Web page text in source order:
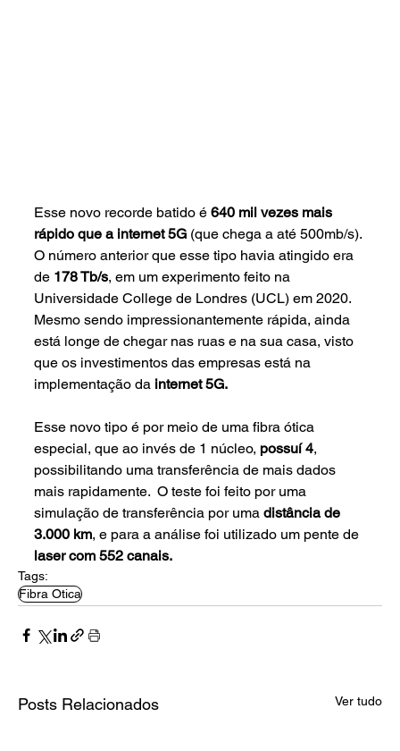
Esse novo recorde batido é 640 mil vezes mais
rápido que a internet 5G (que chega a até 500mb/s).
O número anterior que esse tipo havia atingido era
de 178 Tb/s, em um experimento feito na
Universidade College de Londres (UCL) em 2020.
Mesmo sendo impressionantemente rápida, ainda
está longe de chegar nas ruas e na sua casa, visto
que os investimentos das empresas está na
implementação da internet 5G.
Esse novo tipo é por meio de uma fibra ótica
especial, que ao invés de 1 núcleo, possuí 4,
possibilitando uma transferência de mais dados
mais rapidamente.  O teste foi feito por uma
simulação de transferência por uma distância de
3.000 km, e para a análise foi utilizado um pente de
laser com 552 canais.
Tags:
Fibra Otica
Posts Relacionados Ver tudo